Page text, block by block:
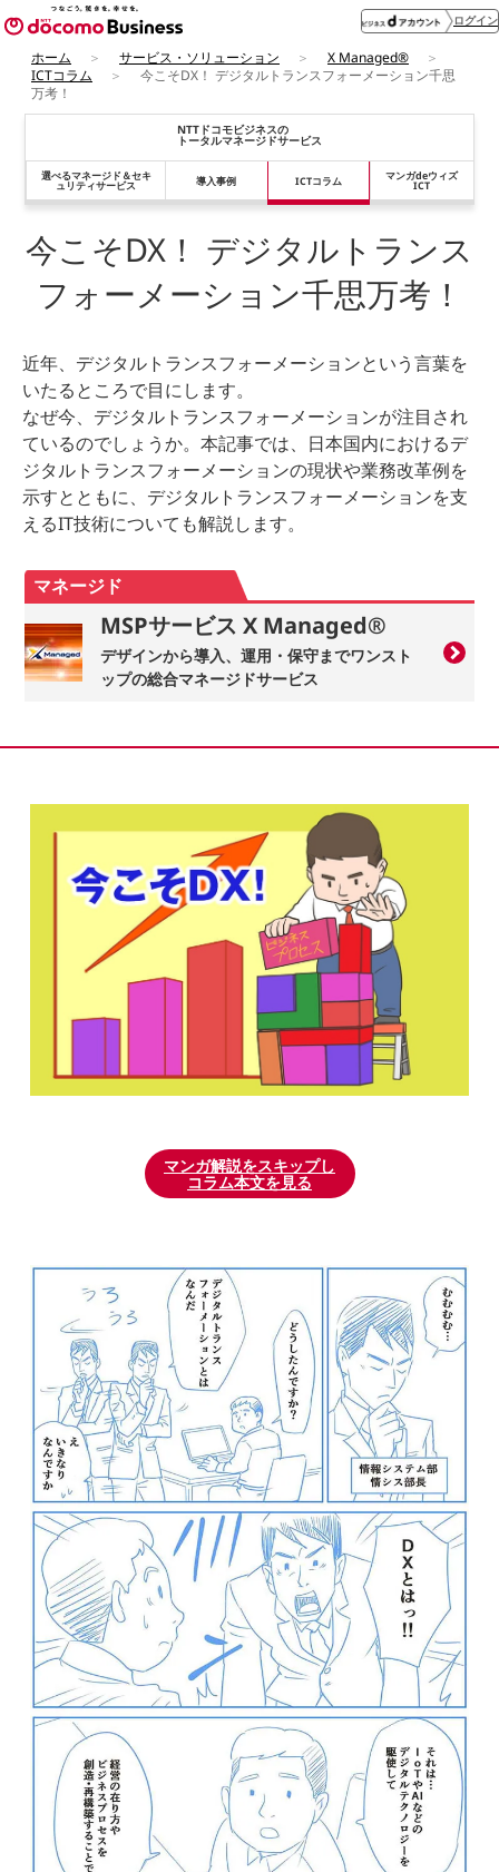
ログイン
ホーム サービス・ソリューション
X Managed®
ICTコラム
今こそDX！ デジタルトランスフォーメーション千思
万考！
NTTドコモビジネスの
トータルマネージドサービス
選べるマネージド＆セキ
ュリティサービス 導入事例 ICTコラム マンガdeウィズ
ICT
今こそDX！ デジタルトランス
フォーメーション千思万考！
近年、デジタルトランスフォーメーションという言葉を
いたるところで目にします。
なぜ今、デジタルトランスフォーメーションが注目され
ているのでしょうか。本記事では、日本国内におけるデ
ジタルトランスフォーメーションの現状や業務改革例を
示すとともに、デジタルトランスフォーメーションを支
えるIT技術についても解説します。
マネージド
MSPサービス X Managed®
デザインから導入、運用・保守までワンスト
ップの総合マネージドサービス
マンガ解説をスキップし
コラム本文を見る